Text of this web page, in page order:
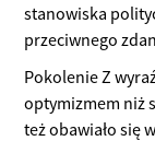
stanowiska
przeciwnego
Pokolenie Z
optymizmem niż
też obawiało się